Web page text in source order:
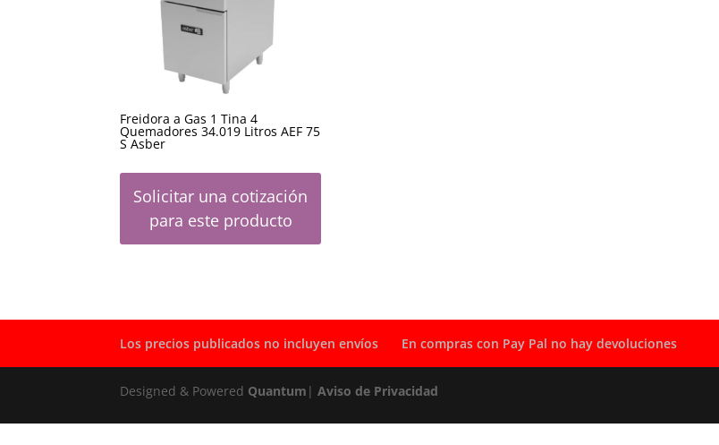
Freidora a Gas 1 Tina 4
Quemadores 34.019 Litros AEF 75
S Asber
Solicitar una cotización
para este producto
Los precios publicados no incluyen envíos En compras con Pay Pal no hay devoluciones
Designed & Powered Quantum |Aviso de Privacidad